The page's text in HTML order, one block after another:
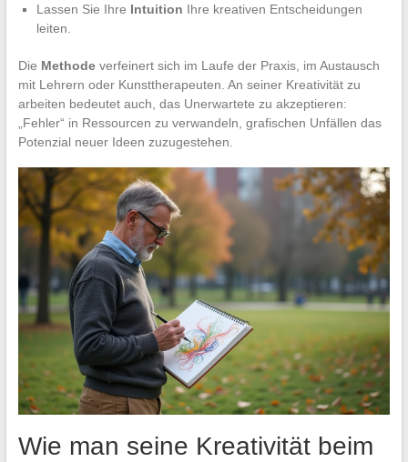
Lassen Sie Ihre Intuition Ihre kreativen Entscheidungen
leiten.
Die Methodeverfeinert sich im Laufe der Praxis, im Austausch
mit Lehrern oder Kunsttherapeuten. An seiner Kreativität zu
arbeiten bedeutet auch, das Unerwartete zu akzeptieren:
„Fehler“ in Ressourcen zu verwandeln, grafischen Unfällen das
Potenzial neuer Ideen zuzugestehen.
Wie man seine Kreativität beim